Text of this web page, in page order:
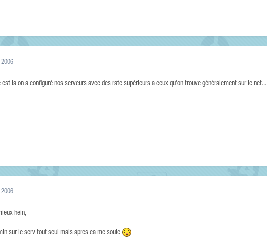
2006
est la on a configuré nos serveurs avec des rate supérieurs a ceux qu'on trouve généralement sur le net...
2006
hein,
sur le serv tout seul mais apres ca me soule